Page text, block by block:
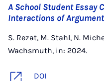
A School Student Essay
Interactions of
S. Rezat, M. Stahl, N.
Wachsmuth, in: 2024.
DOI